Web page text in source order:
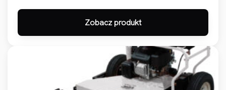
Zobacz produkt